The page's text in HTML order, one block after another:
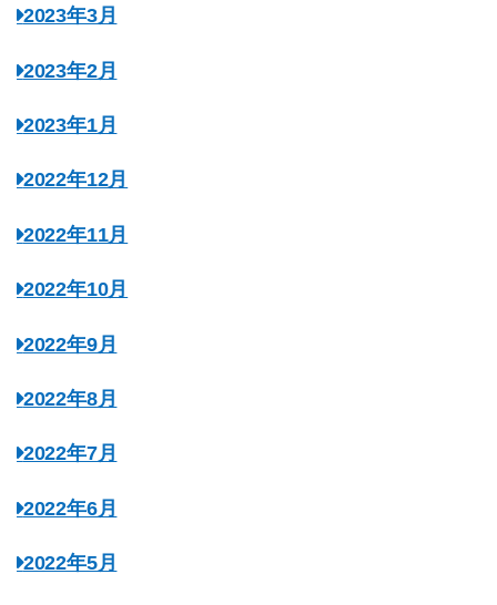
2023年3月
2023年2月
2023年1月
2022年12月
2022年11月
2022年10月
2022年9月
2022年8月
2022年7月
2022年6月
2022年5月